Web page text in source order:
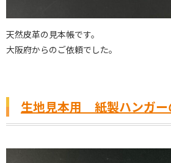
天然皮革の見本帳です。
大阪府からのご依頼でした。
生地見本用 紙製ハンガー